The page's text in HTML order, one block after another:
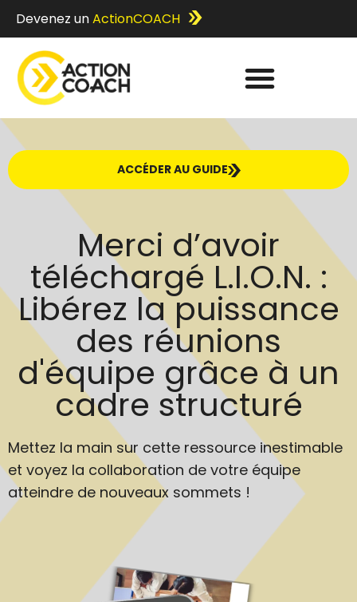
Devenez unActionCOACH
ACCÉDER AU GUIDE
Merci d’avoir
téléchargé L.I.O.N. :
Libérez la puissance
des réunions
d'équipe grâce à un
cadre structuré
Mettez la main sur cette ressource inestimable
et voyez la collaboration de votre équipe
atteindre de nouveaux sommets !